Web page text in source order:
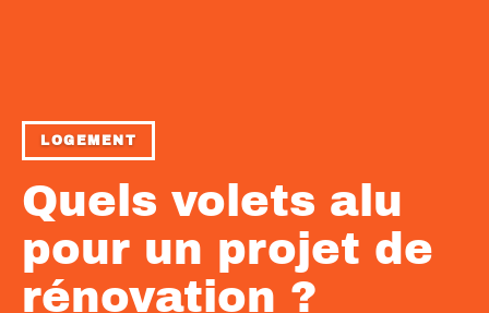
LOGEMENT
Quels volets alu
pour un projet de
rénovation ?